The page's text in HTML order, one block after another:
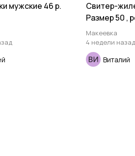
мужские 46 р.
Свитер-
Размер 50 ,
% . Турция .
Макеевка
4 недели назад
Виталий